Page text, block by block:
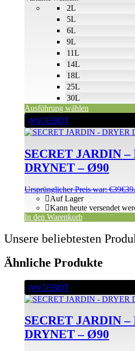
2L
5L
6L
9L
11L
14L
18L
25L
30L
Ausführung wählen
ANGEBOT
SECRET JARDIN –
DRYNET – Ø90
Ursprünglicher Preis war: €39€39
Auf Lager
Kann heute versendet
In den Warenkorb
Unsere beliebtesten
Ähnliche Produkte
ANGEBOT
SECRET JARDIN –
DRYNET – Ø90